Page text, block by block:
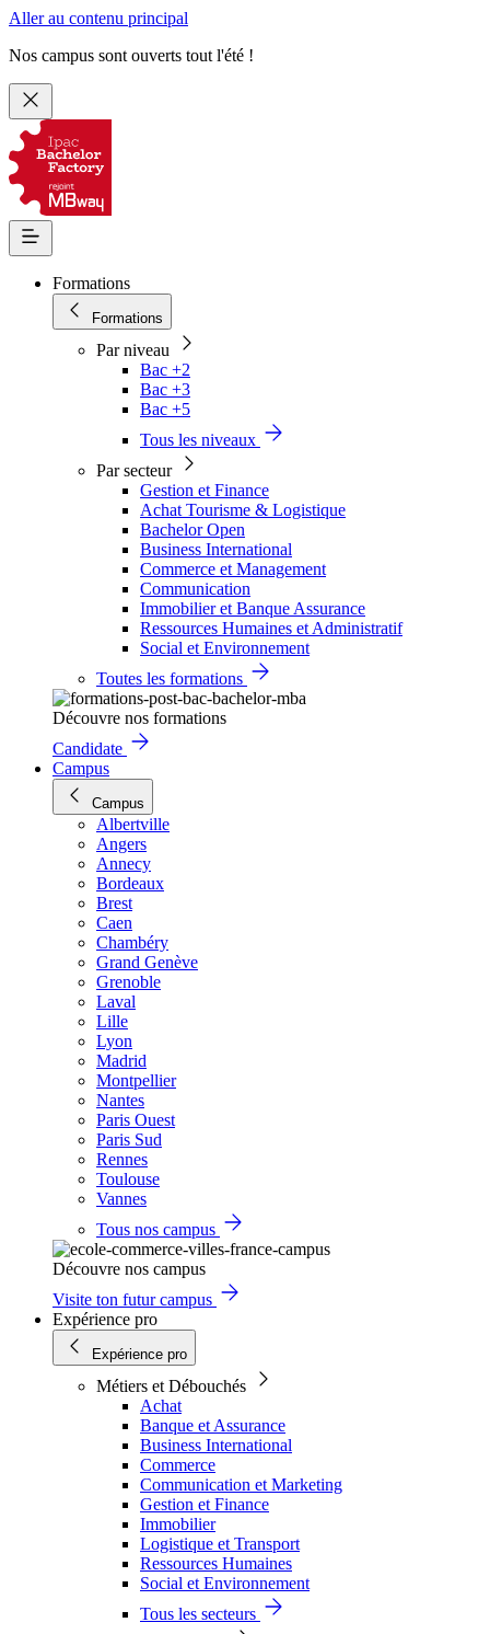
Aller au contenu principal
Nos campus sont ouverts tout l'été !
Formations
Formations
Par niveau
Bac +2
Bac +3
Bac +5
Tous les niveaux
Par secteur
Gestion et Finance
Achat Tourisme & Logistique
Bachelor Open
Business International
Commerce et Management
Communication
Immobilier et Banque Assurance
Ressources Humaines et Administratif
Social et Environnement
Toutes les formations
Découvre nos formations
Candidate
Campus
Campus
Albertville
Angers
Annecy
Bordeaux
Brest
Caen
Chambéry
Grand Genève
Grenoble
Laval
Lille
Lyon
Madrid
Montpellier
Nantes
Paris Ouest
Paris Sud
Rennes
Toulouse
Vannes
Tous nos campus
Découvre nos campus
Visite ton futur campus
Expérience pro
Expérience pro
Métiers et Débouchés
Achat
Banque et Assurance
Business International
Commerce
Communication et Marketing
Gestion et Finance
Immobilier
Logistique et Transport
Ressources Humaines
Social et Environnement
Tous les secteurs